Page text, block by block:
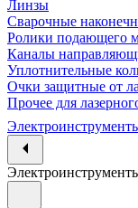
Линзы
Сварочные
Ролики подающего
Каналы
Уплотнительные
Очки защитные от
Прочее для